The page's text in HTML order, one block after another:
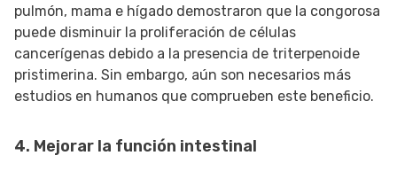
pulmón, mama e hígado demostraron que la congorosa
puede disminuir la proliferación de células
cancerígenas debido a la presencia de triterpenoide
pristimerina. Sin embargo, aún son necesarios más
estudios en humanos que comprueben este beneficio.
4. Mejorar la función intestinal